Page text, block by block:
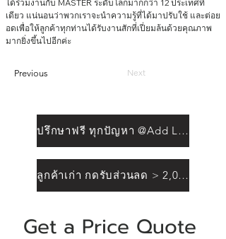
ได้ร่วมงานกับ MASTER ระดับโลกมากกว่า 12 ประเทศที
เดียว แน่นอนว่าพวกเราจะนำความรู้ที่ได้มาปรับใช้ และต่อย
อดเพื่อให้ลูกค้าทุกท่านได้รับงานสักที่เปี่ยมล้นด้วยคุณภาพ
มากยิ่งขึ้นไปอีกค่ะ
Previous Next
ปรึกษาฟรี ทุกปัญหา @Add Line
ลูกค้าเก่า กดรับส่วนลด > 2,000฿